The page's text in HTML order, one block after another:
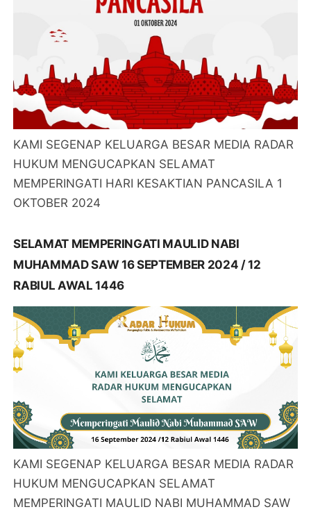
KAMI SEGENAP KELUARGA BESAR MEDIA RADAR
HUKUM MENGUCAPKAN SELAMAT
MEMPERINGATI HARI KESAKTIAN PANCASILA 1
OKTOBER 2024
SELAMAT MEMPERINGATI MAULID NABI
MUHAMMAD SAW 16 SEPTEMBER 2024 / 12
RABIUL AWAL 1446
KAMI SEGENAP KELUARGA BESAR MEDIA RADAR
HUKUM MENGUCAPKAN SELAMAT
MEMPERINGATI MAULID NABI MUHAMMAD SAW